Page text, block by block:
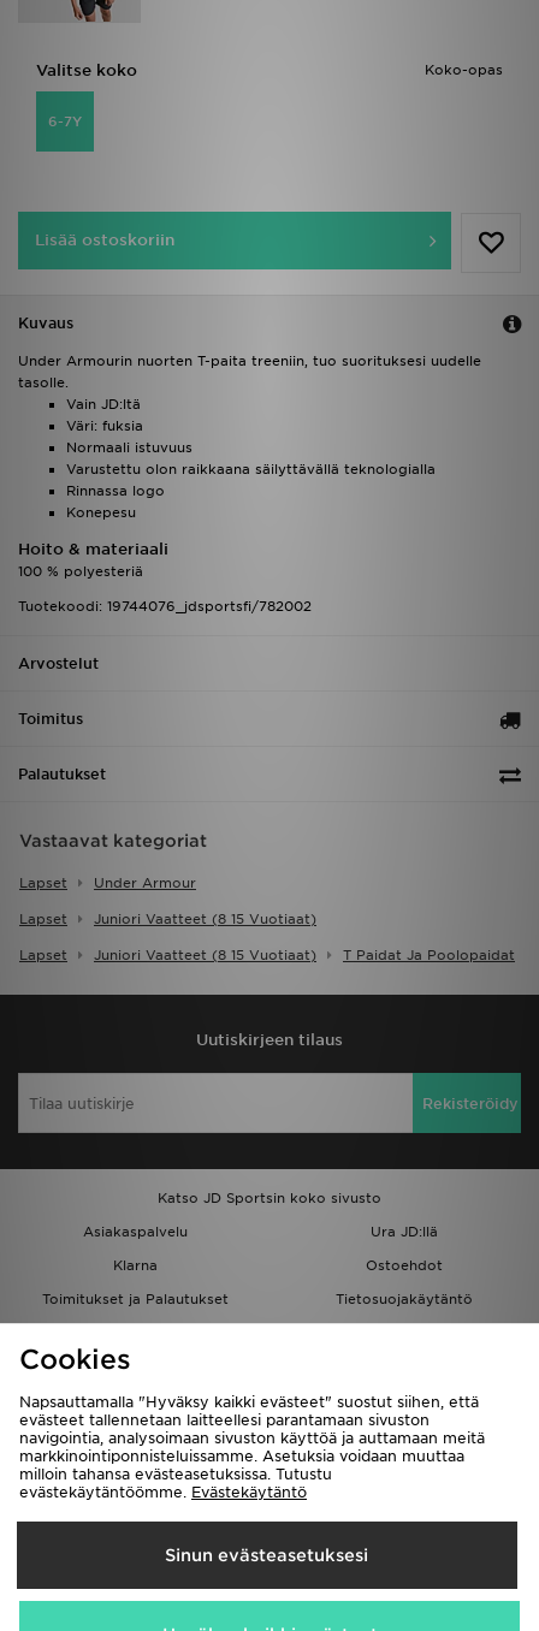
Koko-opas
Valitse koko
6-7Y
Lisää ostoskoriin
Kuvaus
Under Armourin nuorten T-paita treeniin, tuo suorituksesi uudelle
tasolle.
Vain JD:ltä
Väri: fuksia
Normaali istuvuus
Varustettu olon raikkaana säilyttävällä teknologialla
Rinnassa logo
Konepesu
Hoito & materiaali
100 % polyesteriä
Tuotekoodi: 19744076_jdsportsfi/782002
Arvostelut
Toimitus
Palautukset
Vastaavat kategoriat
Lapset Under Armour
Lapset Juniori Vaatteet (8 15 Vuotiaat)
Lapset Juniori Vaatteet (8 15 Vuotiaat) T Paidat Ja Poolopaidat
Uutiskirjeen tilaus
Rekisteröidy
Katso JD Sportsin koko sivusto
Asiakaspalvelu
Ura JD:llä
Klarna
Ostoehdot
Toimitukset ja Palautukset
Tietosuojakäytäntö
Löydä myymälä
Kumppanuusohjelma
JD Blog
Toimitetaan
Suomi
Me hyväksymme seuraavat maksutavat
Cookies
Napsauttamalla "Hyväksy kaikki evästeet" suostut siihen, että
evästeet tallennetaan laitteellesi parantamaan sivuston
navigointia, analysoimaan sivuston käyttöä ja auttamaan meitä
markkinointiponnisteluissamme. Asetuksia voidaan muuttaa
milloin tahansa evästeasetuksissa. Tutustu
evästekäytäntöömme. Evästekäytäntö
Sinun evästeasetuksesi